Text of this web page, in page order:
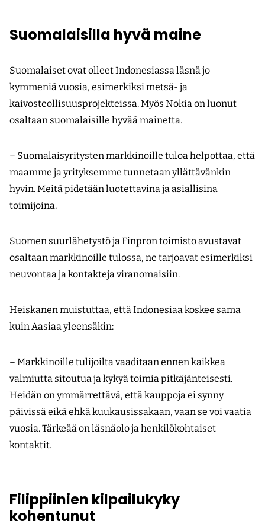
Suomalaisilla hyvä maine
Suomalaiset ovat olleet Indonesiassa läsnä jo
kymmeniä vuosia, esimerkiksi metsä- ja
kaivosteollisuusprojekteissa. Myös Nokia on luonut
osaltaan suomalaisille hyvää mainetta.
– Suomalaisyritysten markkinoille tuloa helpottaa, että
maamme ja yrityksemme tunnetaan yllättävänkin
hyvin. Meitä pidetään luotettavina ja asiallisina
toimijoina.
Suomen suurlähetystö ja Finpron toimisto avustavat
osaltaan markkinoille tulossa, ne tarjoavat esimerkiksi
neuvontaa ja kontakteja viranomaisiin.
Heiskanen muistuttaa, että Indonesiaa koskee sama
kuin Aasiaa yleensäkin:
– Markkinoille tulijoilta vaaditaan ennen kaikkea
valmiutta sitoutua ja kykyä toimia pitkäjänteisesti.
Heidän on ymmärrettävä, että kauppoja ei synny
päivissä eikä ehkä kuukausissakaan, vaan se voi vaatia
vuosia. Tärkeää on läsnäolo ja henkilökohtaiset
kontaktit.
Filippiinien kilpailukyky
kohentunut